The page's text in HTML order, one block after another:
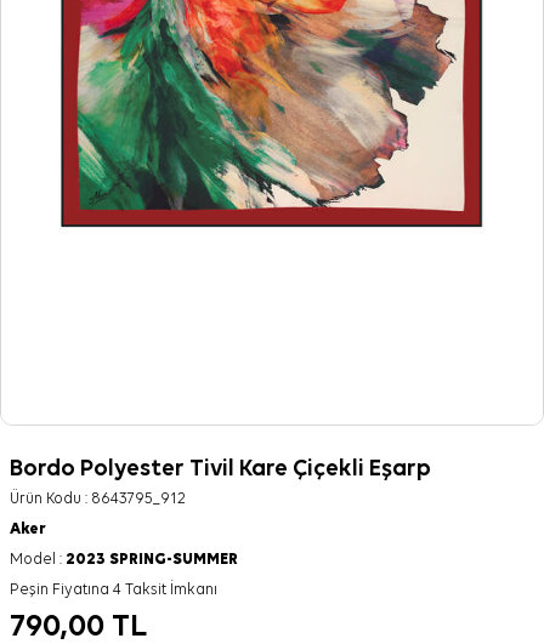
Bordo Polyester Tivil Kare Çiçekli Eşarp
Ürün Kodu : 8643795_912
Aker
Model : 2023 SPRING-SUMMER
Peşin Fiyatına 4 Taksit İmkanı
790,00 TL